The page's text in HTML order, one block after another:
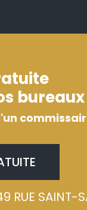
bureaux
RUE SAINT-